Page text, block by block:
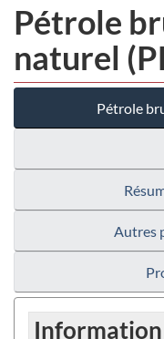
Pétrole
naturel
Pétrole
Autres